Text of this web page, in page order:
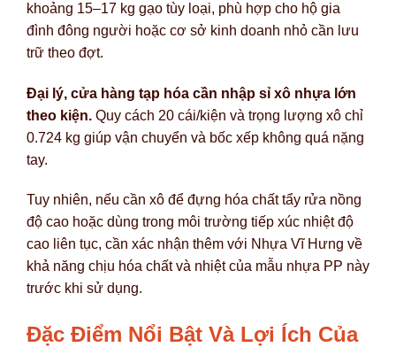
khoảng 15–17 kg gạo tùy loại, phù hợp cho hộ gia
đình đông người hoặc cơ sở kinh doanh nhỏ cần lưu
trữ theo đợt.
Đại lý, cửa hàng tạp hóa cần nhập sỉ xô nhựa lớn
theo kiện. Quy cách 20 cái/kiện và trọng lượng xô chỉ
0.724 kg giúp vận chuyển và bốc xếp không quá nặng
tay.
Tuy nhiên, nếu cần xô để đựng hóa chất tẩy rửa nồng
độ cao hoặc dùng trong môi trường tiếp xúc nhiệt độ
cao liên tục, cần xác nhận thêm với Nhựa Vĩ Hưng về
khả năng chịu hóa chất và nhiệt của mẫu nhựa PP này
trước khi sử dụng.
Đặc Điểm Nổi Bật Và Lợi Ích Của